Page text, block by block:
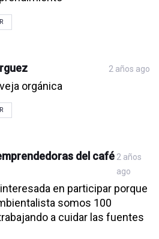
2 años ago
orgánica
del café 2 años
ago
en participar porque
somos 100
a cuidar las fuentes